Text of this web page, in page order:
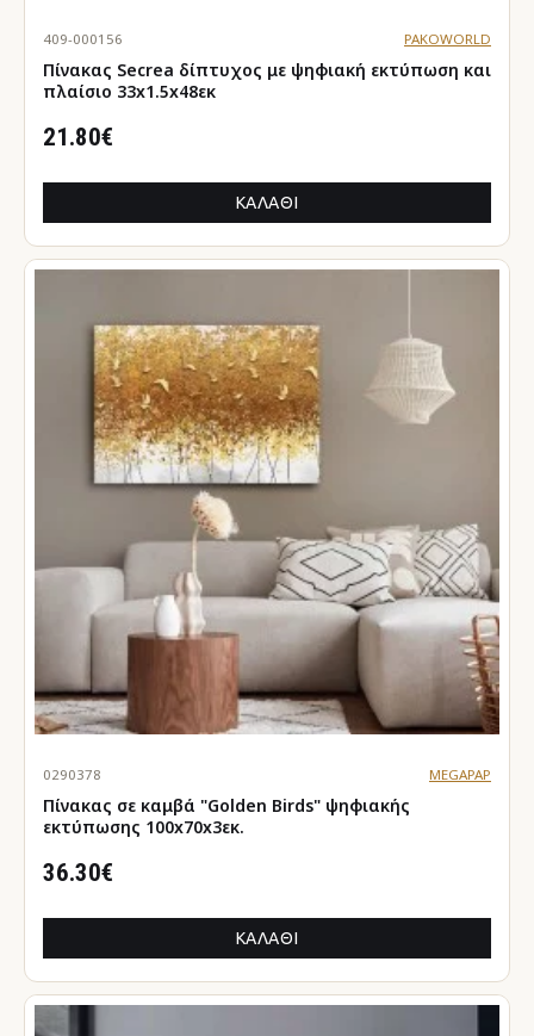
409-000156 PAKOWORLD
Πίνακας Secrea δίπτυχος με ψηφιακή εκτύπωση και
πλαίσιο 33x1.5x48εκ
21.80€
ΚΑΛΆΘΙ
0290378 MEGAPAP
Πίνακας σε καμβά "Golden Birds" ψηφιακής
εκτύπωσης 100x70x3εκ.
36.30€
ΚΑΛΆΘΙ